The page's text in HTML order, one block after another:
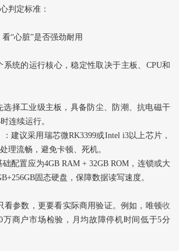
判定标准：
“心脏”是否强劲耐用
系统的运行核心，稳定性取决于主板、CPU和
选择工业级主板，具备防尘、防潮、抗电磁干
连续运行。
建议采用瑞芯微RK3399或Intel i3以上芯片，
理流畅，避免卡顿、死机。
配置应为4GB RAM + 32GB ROM，连锁或大
固态硬盘，保障数据读写速度。
看参数，更要看实际商用验证。例如，唯顿收
万商户市场检验，月均故障停机时间低于5分